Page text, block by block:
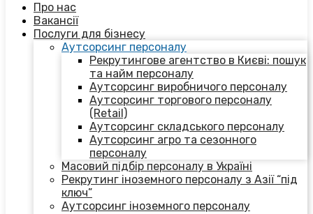
Про нас
Вакансії
Послуги для бізнесу
Аутсорсинг персоналу
Рекрутингове агентство в Києві: пошук
та найм персоналу
Аутсорсинг виробничого персоналу
Аутсорсинг торгового персоналу
(Retail)
Аутсорсинг складського персоналу
Аутсорсинг агро та сезонного
персоналу
Масовий підбір персоналу в Україні
Рекрутинг іноземного персоналу з Азії “під
ключ”
Аутсорсинг іноземного персоналу